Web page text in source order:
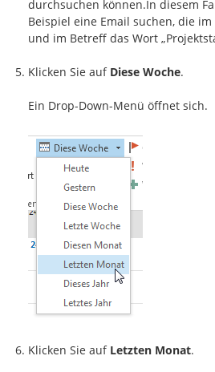
durchsuchen können.In diesem
Beispiel eine Email suchen, die
und im Betreff das Wort
Klicken Sie auf Diese Woche.
Ein Drop-Down-Menü öffnet sich.
Klicken Sie auf Letzten Monat.